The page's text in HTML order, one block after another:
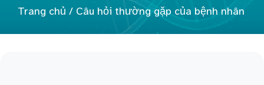
Trang chủ / Câu hỏi thường gặp của bệnh nhân